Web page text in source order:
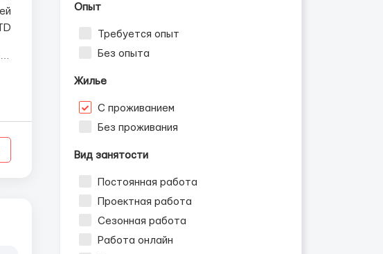
Опыт
Требуется опыт
Без опыта
Жилье
С проживанием
Без проживания
Вид занятости
Постоянная работа
Проектная работа
Сезонная работа
Работа онлайн